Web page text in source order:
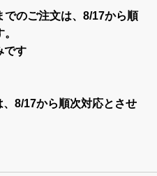
のご注文は、8/17から順
です
8/17から順次対応とさせ